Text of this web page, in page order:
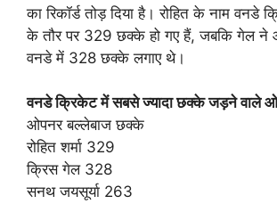
का रिकॉर्ड तोड़ दिया है। रोहित के नाम
के तौर पर 329 छक्के हो गए हैं, जबकि गेल ने
वनडे में 328 छक्के लगाए थे।
वनडे क्रिकेट में सबसे ज्यादा छक्के जड़ने वाले
ओपनर बल्लेबाज छक्के
रोहित शर्मा 329
क्रिस गेल 328
सनथ जयसूर्या 263